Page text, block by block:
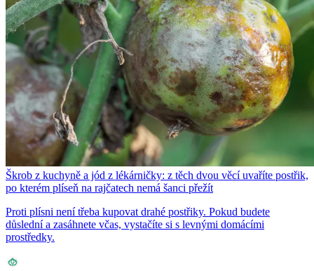
Škrob z kuchyně a jód z lékárničky: z těch dvou věcí uvaříte postřik,
po kterém plíseň na rajčatech nemá šanci přežít
Proti plísni není třeba kupovat drahé postřiky. Pokud budete
důslední a zasáhnete včas, vystačíte si s levnými domácími
prostředky.